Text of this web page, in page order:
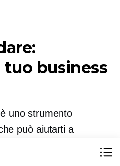
business
uno strumento
può aiutarti a
attività online e a